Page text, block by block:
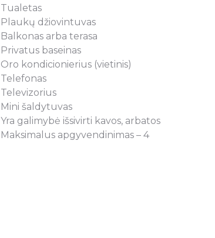
Tualetas
Plaukų džiovintuvas
Balkonas arba terasa
Privatus baseinas
Oro kondicionierius (vietinis)
Telefonas
Televizorius
Mini šaldytuvas
Yra galimybė išsivirti kavos, arbatos
Maksimalus apgyvendinimas – 4